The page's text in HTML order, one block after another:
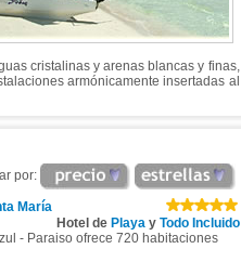
cristalinas y arenas blancas y finas,
armónicamente insertadas al
por:
María
Hotel de Playay Todo Incluido
- Paraiso ofrece 720 habitaciones